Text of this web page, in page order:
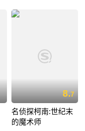
8.7
名侦探柯南:世纪末
的魔术师